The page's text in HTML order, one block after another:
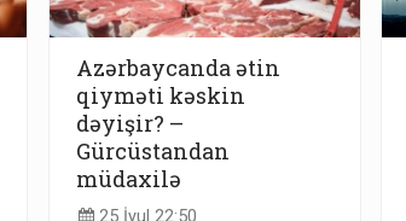
Azərbaycanda ətin
qiyməti kəskin
dəyişir? –
Gürcüstandan
müdaxilə
25 İyul 22:50